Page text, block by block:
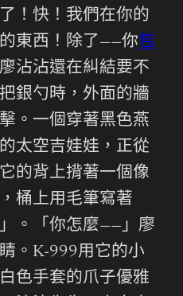
！快！我們在你的
東西！除了——你包
沾沾還在糾結要不
銀勺時，外面的牆
。一個穿著黑色燕
太空吉娃娃，正從
的背上揹著一個像
桶上用毛筆寫著
。「你怎麼——」廖
。K-999用它的小
色手套的爪子優雅